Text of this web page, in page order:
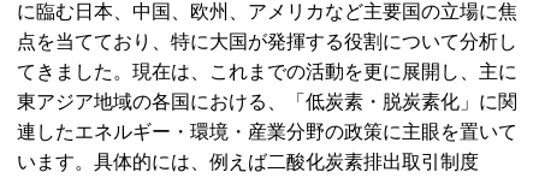
に臨む日本、中国、欧州、アメリカなど主要国の立場に焦
点を当てており、特に大国が発揮する役割について分析し
てきました。現在は、これまでの活動を更に展開し、主に
東アジア地域の各国における、「低炭素・脱炭素化」に関
連したエネルギー・環境・産業分野の政策に主眼を置いて
います。具体的には、例えば二酸化炭素排出取引制度